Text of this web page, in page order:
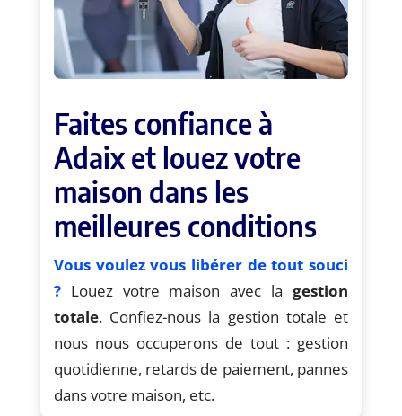
Faites confiance à
Adaix et louez votre
maison dans les
meilleures conditions
Vous voulez vous libérer de tout souci
?Louez votre maison avec lagestion
totale. Confiez-nous la gestion totale et
nous nous occuperons de tout : gestion
quotidienne, retards de paiement, pannes
dans votre maison, etc.